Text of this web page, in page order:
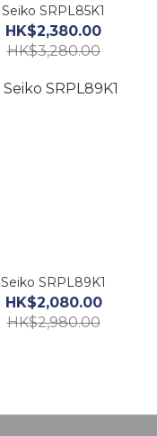
Seiko SRPL85K1
HK$2,380.00
HK$3,280.00
Seiko SRPL89K1
HK$2,080.00
HK$2,980.00